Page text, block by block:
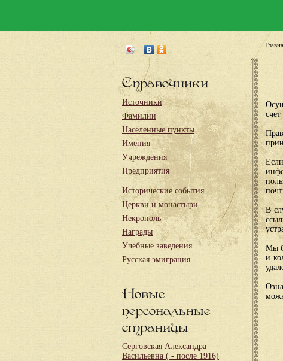
Справочники
Источники
Фамилии
Населенные пункты
Имения
Учреждения
Предприятия
Исторические события
Церкви и монастыри
Некрополь
Награды
Учебные заведения
Русская эмиграция
Новые
персональные
страницы
Серговская Александра
Васильевна ( - после 1916)
В
Мы
и